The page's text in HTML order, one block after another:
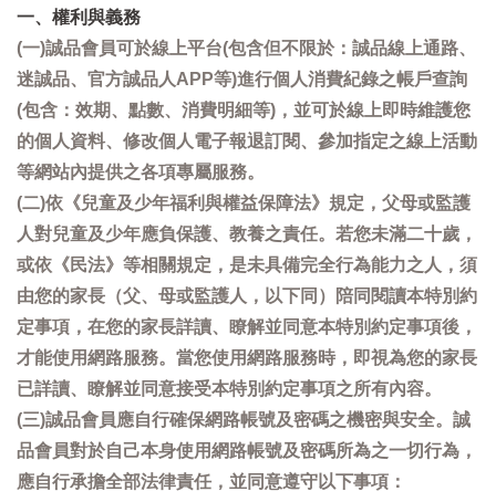
一、權利與義務
(一)誠品會員可於線上平台(包含但不限於：誠品線上通路、
迷誠品、官方誠品人APP等)進行個人消費紀錄之帳戶查詢
(包含：效期、點數、消費明細等)，並可於線上即時維護您
的個人資料、修改個人電子報退訂閱、參加指定之線上活動
等網站內提供之各項專屬服務。
(二)依《兒童及少年福利與權益保障法》規定，父母或監護
人對兒童及少年應負保護、教養之責任。若您未滿二十歲，
或依《民法》等相關規定，是未具備完全行為能力之人，須
由您的家長（父、母或監護人，以下同）陪同閱讀本特別約
定事項，在您的家長詳讀、瞭解並同意本特別約定事項後，
才能使用網路服務。當您使用網路服務時，即視為您的家長
已詳讀、瞭解並同意接受本特別約定事項之所有內容。
(三)誠品會員應自行確保網路帳號及密碼之機密與安全。誠
品會員對於自己本身使用網路帳號及密碼所為之一切行為，
應自行承擔全部法律責任，並同意遵守以下事項：